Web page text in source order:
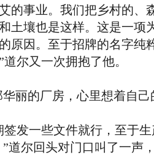
的事业。我们把乡村的、
土壤也是这样。这是一项
原因。至于招牌的名字纯
尔又一次拥抱了他。
的厂房，心里想着自己
一些文件就行，至于生
尔回头对门口叫了一声